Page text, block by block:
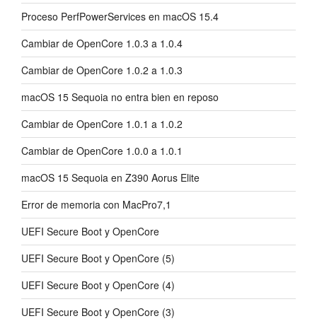
Proceso PerfPowerServices en macOS 15.4
Cambiar de OpenCore 1.0.3 a 1.0.4
Cambiar de OpenCore 1.0.2 a 1.0.3
macOS 15 Sequoia no entra bien en reposo
Cambiar de OpenCore 1.0.1 a 1.0.2
Cambiar de OpenCore 1.0.0 a 1.0.1
macOS 15 Sequoia en Z390 Aorus Elite
Error de memoria con MacPro7,1
UEFI Secure Boot y OpenCore
UEFI Secure Boot y OpenCore (5)
UEFI Secure Boot y OpenCore (4)
UEFI Secure Boot y OpenCore (3)